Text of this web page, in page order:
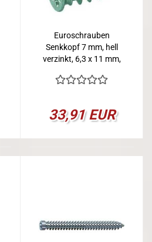
Euroschrauben
Senkkopf 7 mm, hell
verzinkt, 6,3 x 11 mm,
33,91 EUR